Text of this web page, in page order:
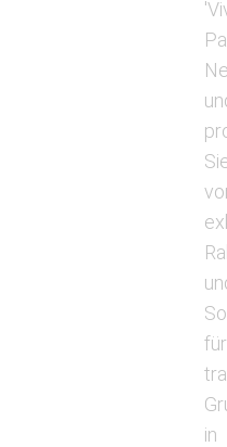
für
in